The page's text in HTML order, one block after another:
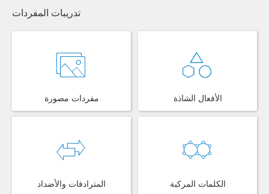
تدريبات المفردات
مفردات مصورة الأفعال الشاذة
المترادفات والأضداد الكلمات المركبة